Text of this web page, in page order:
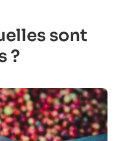
sont
?